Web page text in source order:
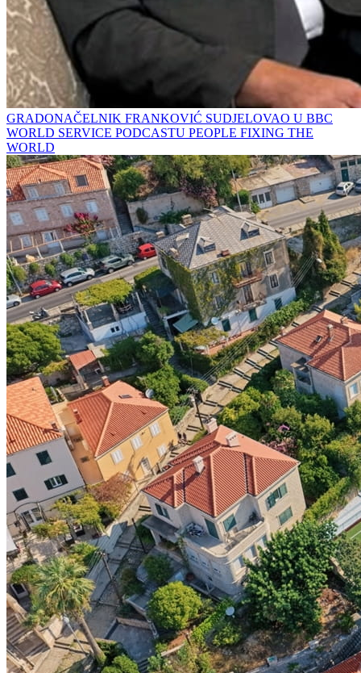
GRADONAČELNIK FRANKOVIĆ SUDJELOVAO U BBC
WORLD SERVICE PODCASTU PEOPLE FIXING THE
WORLD